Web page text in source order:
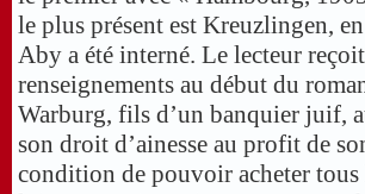
le plus présent est Kreuzlingen,
Aby a été interné. Le lecteur
renseignements au début du
Warburg, fils d’un banquier juif,
son droit d’ainesse au profit de
condition de pouvoir acheter